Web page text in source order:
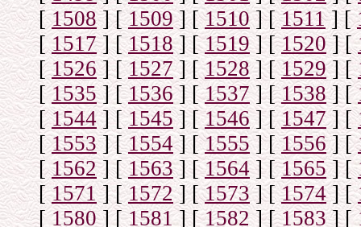
[1508] [1509] [1510] [1511] [
[1517] [1518] [1519] [1520] [
[1526] [1527] [1528] [1529] [
[1535] [1536] [1537] [1538] [
[1544] [1545] [1546] [1547] [
[1553] [1554] [1555] [1556] [
[1562] [1563] [1564] [1565] [
[1571] [1572] [1573] [1574] [
[1580] [1581] [1582] [1583] [